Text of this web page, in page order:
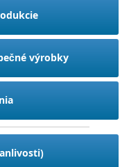
výrobky